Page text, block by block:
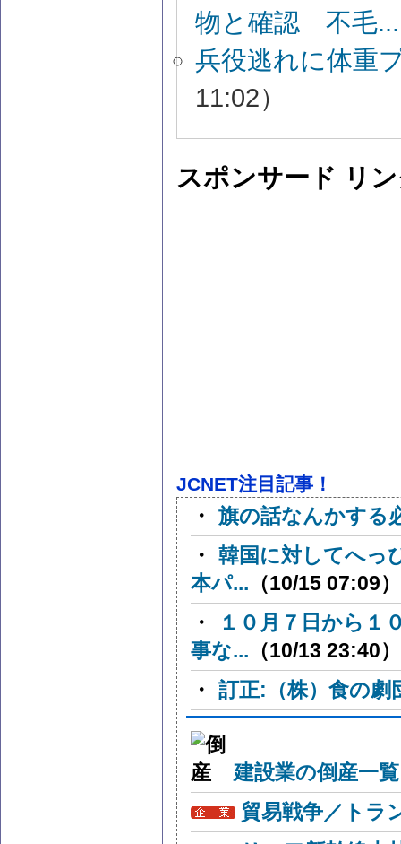
物と確認 不毛...
兵役逃れに体重
11:02）
スポンサード リ
JCNET注目記事！
・ 旗の話なんかする
・ 韓国に対してへっ
本パ... （10/15 07:09）
・
１０月７日から１
事な... （10/13 23:40）
・ 訂正:（株）食の劇
建設業の倒産一覧
貿易戦争／トラ